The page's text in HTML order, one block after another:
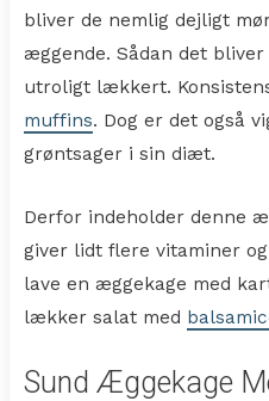
bliver de nemlig dejligt
æggende. Sådan det
utroligt lækkert.
muffins. Dog er det også
grøntsager i sin diæt.
Derfor indeholder denne
giver lidt flere vitaminer
lave en æggekage med
lækker salat med
Sund Æggekage